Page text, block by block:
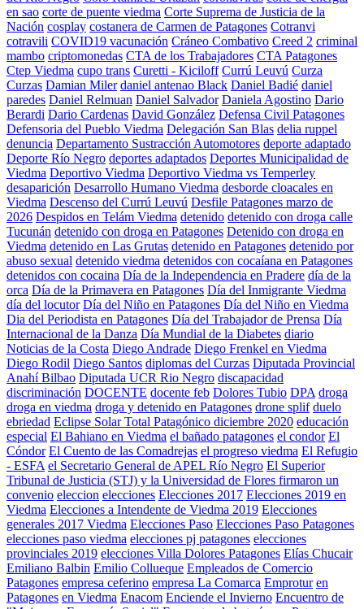
en sao corte de puente viedma Corte Suprema de Justicia de la
Nación cosplay costanera de Carmen de Patagones Cotranvi
cotravili COVID19 vacunación Cráneo Combativo Creed 2 criminal
mambo criptomonedas CTA de los Trabajadores CTA Patagones
Ctep Viedma cupo trans Curetti - Kiciloff Currú Leuvú Curza
Curzas Damian Miler daniel antenao Black Daniel Badié daniel
paredes Daniel Relmuan Daniel Salvador Daniela Agostino Dario
Berardi Dario Cardenas David González Defensa Civil Patagones
Defensoria del Pueblo Viedma Delegación San Blas delia ruppel
denuncia Departamento Sustracción Automotores deporte adaptado
Deporte Río Negro deportes adaptados Deportes Municipalidad de
Viedma Deportivo Viedma Deportivo Viedma vs Temperley
desaparición Desarrollo Humano Viedma desborde cloacales en
Viedma Descenso del Currú Leuvú Desfile Patagones marzo de
2026 Despidos en Telám Viedma detenido detenido con droga calle
Tucunán detenido con droga en Patagones Detenido con droga en
Viedma detenido en Las Grutas detenido en Patagones detenido por
abuso sexual detenido viedma detenidos con cocaíana en Patagones
detenidos con cocaina Día de la Independencia en Pradere día de la
orca Día de la Primavera en Patagones Día del Inmigrante Viedma
día del locutor Día del Niño en Patagones Día del Niño en Viedma
Dia del Periodista en Patagones Día del Trabajador de Prensa Día
Internacional de la Danza Día Mundial de la Diabetes diario
Noticias de la Costa Diego Andrade Diego Frenkel en Viedma
Diego Rodil Diego Santos diplomas del Curzas Diputada Provincial
Anahí Bilbao Diputada UCR Rio Negro discapacidad
discriminación DOCENTE docente feb Dolores Tubio DPA droga
droga en viedma droga y detenido en Patagones drone splif duelo
ebriedad Eclipse Solar Total Patagónico diciembre 2020 educación
especial El Bahiano en Viedma el bañado patagones el condor El
Cóndor El Cuento de las Comadrejas el progreso viedma El Refugio
- ESFA el Secretario General de APEL Río Negro El Superior
Tribunal de Justicia (STJ) y la Universidad de Flores firmaron un
convenio eleccion elecciones Elecciones 2017 Elecciones 2019 en
Viedma Elecciones a Intendente de Viedma 2019 Elecciones
generales 2017 Viedma Elecciones Paso Elecciones Paso Patagones
elecciones paso viedma elecciones pj patagones elecciones
provinciales 2019 elecciones Villa Dolores Patagones Elías Chucair
Emiliano Balbin Emilio Collueque Empleados de Comercio
Patagones empresa ceferino empresa La Comarca Emprotur en
Patagones en Viedma Enacom Enciende el Invierno Encuentro de